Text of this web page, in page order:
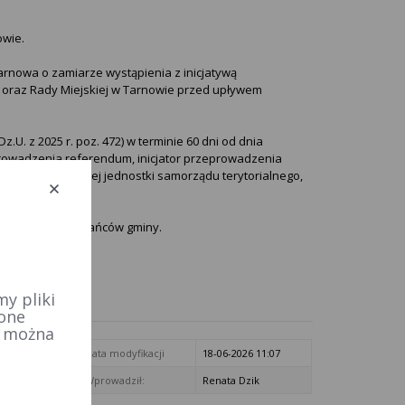
o zamiarze wystąpienia z inicjatywą
Rady Miejskiej w Tarnowie przed upływem
z 2025 r. poz. 472) w terminie 60 dni od dnia
referendum, inicjator przeprowadzenia
danej jednostki samorządu terytorialnego,
mieszkańców gminy.
Data modyfikacji
18-06-2026 11:07
Wprowadził:
Renata Dzik
pliki